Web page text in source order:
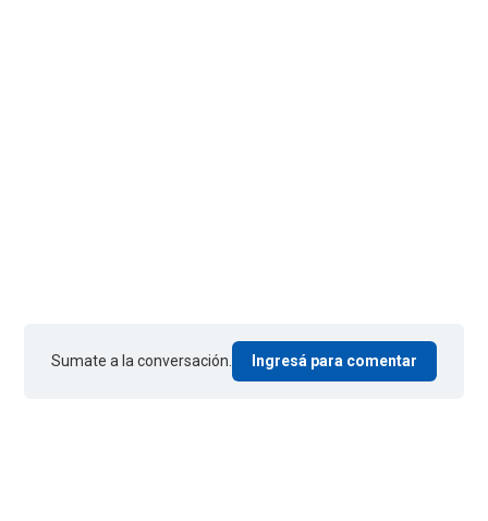
Sumate a la conversación. Ingresá para comentar